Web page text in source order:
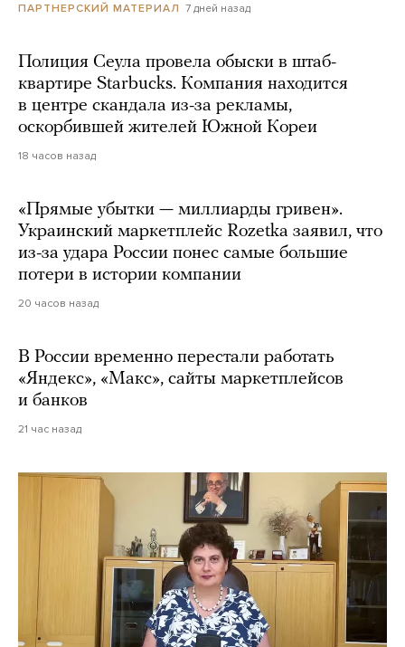
ПАРТНЕРСКИЙ МАТЕРИАЛ 7 дней назад
Полиция Сеула провела обыски в штаб-
квартире Starbucks. Компания находится
в центре скандала из-за рекламы,
оскорбившей жителей Южной Кореи
18 часов назад
«Прямые убытки — миллиарды гривен».
Украинский маркетплейс Rozetka заявил, что
из-за удара России понес самые большие
потери в истории компании
20 часов назад
В России временно перестали работать
«Яндекс», «Макс», сайты маркетплейсов
и банков
21 час назад